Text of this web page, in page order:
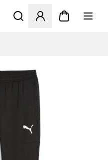
Åbner en Modal til at